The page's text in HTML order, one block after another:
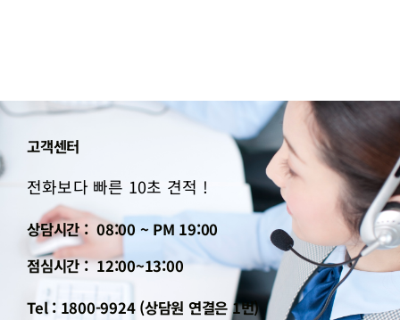
고객센터
전화보다 빠른 10초 견적 !
상담시간 : 08:00 ~ PM 19:00
점심시간 : 12:00~13:00
Tel : 1800-9924 (상담원 연결은 1번)